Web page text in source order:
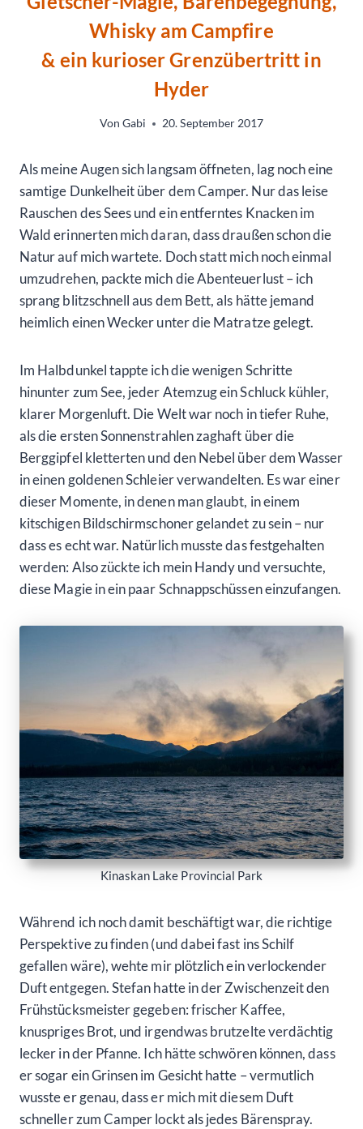
Whisky am Campfire
& ein kurioser Grenzübertritt in
Hyder
Von Gabi 20. September 2017
Als meine Augen sich langsam öffneten, lag noch eine
samtige Dunkelheit über dem Camper. Nur das leise
Rauschen des Sees und ein entferntes Knacken im
Wald erinnerten mich daran, dass draußen schon die
Natur auf mich wartete. Doch statt mich noch einmal
umzudrehen, packte mich die Abenteuerlust – ich
sprang blitzschnell aus dem Bett, als hätte jemand
heimlich einen Wecker unter die Matratze gelegt.
Im Halbdunkel tappte ich die wenigen Schritte
hinunter zum See, jeder Atemzug ein Schluck kühler,
klarer Morgenluft. Die Welt war noch in tiefer Ruhe,
als die ersten Sonnenstrahlen zaghaft über die
Berggipfel kletterten und den Nebel über dem Wasser
in einen goldenen Schleier verwandelten. Es war einer
dieser Momente, in denen man glaubt, in einem
kitschigen Bildschirmschoner gelandet zu sein – nur
dass es echt war. Natürlich musste das festgehalten
werden: Also zückte ich mein Handy und versuchte,
diese Magie in ein paar Schnappschüssen einzufangen.
Kinaskan Lake Provincial Park
Während ich noch damit beschäftigt war, die richtige
Perspektive zu finden (und dabei fast ins Schilf
gefallen wäre), wehte mir plötzlich ein verlockender
Duft entgegen. Stefan hatte in der Zwischenzeit den
Frühstücksmeister gegeben: frischer Kaffee,
knuspriges Brot, und irgendwas brutzelte verdächtig
lecker in der Pfanne. Ich hätte schwören können, dass
er sogar ein Grinsen im Gesicht hatte – vermutlich
wusste er genau, dass er mich mit diesem Duft
schneller zum Camper lockt als jedes Bärenspray.